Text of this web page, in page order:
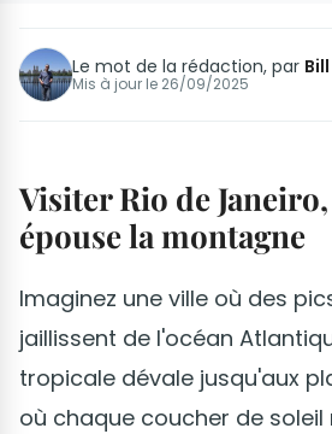
Le mot de la rédaction, par Bill
Mis à jour le 26/09/2025
Visiter Rio de
épouse la montagne
Imaginez une ville où des
jaillissent de l'océan
tropicale dévale jusqu'aux
où chaque coucher de